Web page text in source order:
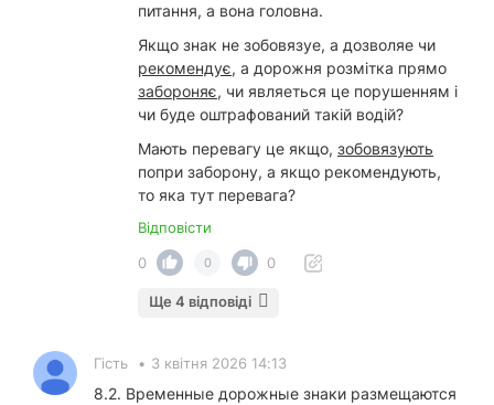
питання, а вона головна.
Якщо знак не зобовязуе, а дозволяе чи
рекомендує, а дорожня розмітка прямо
забороняє, чи являеться це порушенням і
чи буде оштрафований такій водій?
Мають перевагу це якщо, зобовязують
попри заборону, а якщо рекомендують,
то яка тут перевага?
Відповісти
0
0 0
Ще 4 відповіді
Гість • 3 квітня 2026 14:13
8.2. Временные дорожные знаки размещаются